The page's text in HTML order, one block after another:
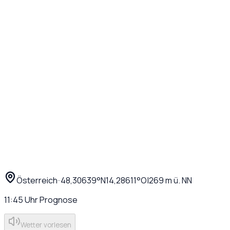
Österreich··48,30639°N14,28611°O|269m ü. NN
11:45UhrPrognose
Wetter vorlesen